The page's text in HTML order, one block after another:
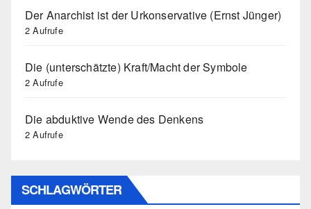
Der Anarchist ist der Urkonservative (Ernst Jünger)
2 Aufrufe
Die (unterschätzte) Kraft/Macht der Symbole
2 Aufrufe
Die abduktive Wende des Denkens
2 Aufrufe
SCHLAGWÖRTER